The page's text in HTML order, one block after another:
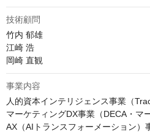
技術顧問
竹内 郁雄
江崎 浩
岡崎 直観
事業内容
人的資本インテリジェンス事業（
マーケティングDX事業（DECA・マ
AX（AIトランスフォーメーション）